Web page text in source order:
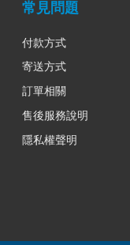
常見問題
付款方式
寄送方式
訂單相關
售後服務說明
隱私權聲明